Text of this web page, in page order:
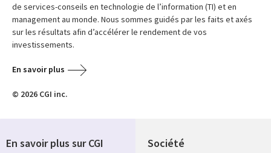
de services-conseils en technologie de l’information (TI) et en
management au monde. Nous sommes guidés par les faits et axés
sur les résultats afin d’accélérer le rendement de vos
investissements.
En savoir plus
© 2026 CGI inc.
Société
En savoir plus sur CGI